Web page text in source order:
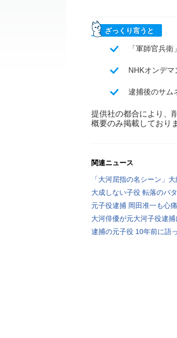
ざっくり言うと
「軍師官兵
NHKオンデマ
逮捕後のサム
提供社の都合により、
概要のみ掲載しており
関連ニュース
「大河屈指の名シーン」
大成しない子役 転落のパ
元子役逮捕 岡田准一も心
大河俳優が元大河子役逮捕
逮捕の元子役 10年前に語